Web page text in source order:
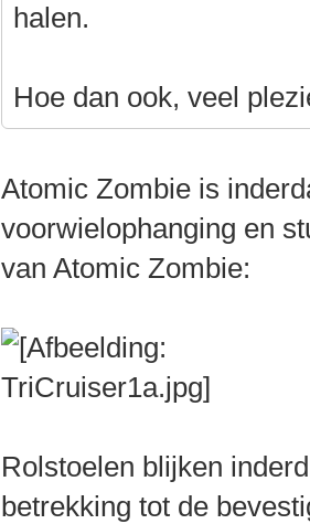
halen.
Hoe dan ook, veel
Atomic Zombie is
voorwielophanging en
van Atomic Zombie:
Rolstoelen blijken
betrekking tot de